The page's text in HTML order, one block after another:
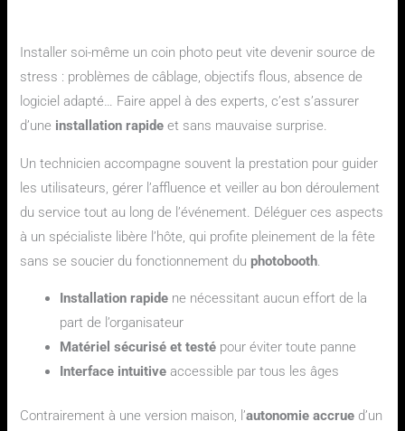
Installer soi-même un coin photo peut vite devenir source de
stress : problèmes de câblage, objectifs flous, absence de
logiciel adapté… Faire appel à des experts, c’est s’assurer
d’une installation rapide et sans mauvaise surprise.
Un technicien accompagne souvent la prestation pour guider
les utilisateurs, gérer l’affluence et veiller au bon déroulement
du service tout au long de l’événement. Déléguer ces aspects
à un spécialiste libère l’hôte, qui profite pleinement de la fête
sans se soucier du fonctionnement duphotobooth.
Installation rapide ne nécessitant aucun effort de la
part de l’organisateur
Matériel sécurisé et testé pour éviter toute panne
Interface intuitive accessible par tous les âges
Contrairement à une version maison, l’autonomie accrue d’un